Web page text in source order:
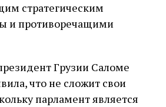
стратегическим
и противоречащими
Грузии Саломе
что не сложит свои
парламент является